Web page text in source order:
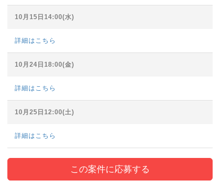
10月15日14:00(水)
詳細はこちら
10月24日18:00(金)
詳細はこちら
10月25日12:00(土)
詳細はこちら
この案件に応募する